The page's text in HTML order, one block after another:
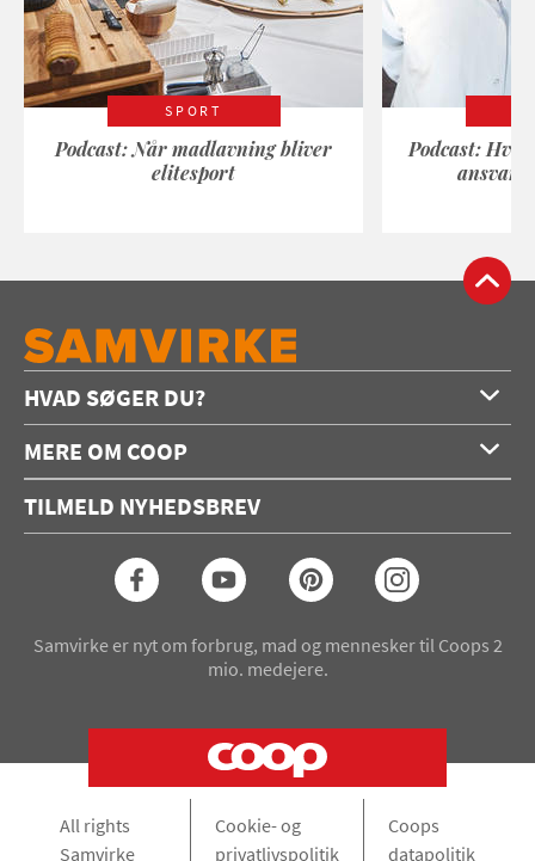
SPORT
Podcast: Når madlavning bliver
elitesport
Podcast:
HVAD SØGER DU?
Opskrifter
Konkurrencer
Seneste Samvirke-magasin
MERE OM COOP
Annoncering
Coop medlem
TILMELD NYHEDSBREV
Samvirke er nyt om forbrug, mad og mennesker til Coops 2
mio. medejere.
All rights
Samvirke
Cookie- og
privatlivspolitik
Coops
datapolitik